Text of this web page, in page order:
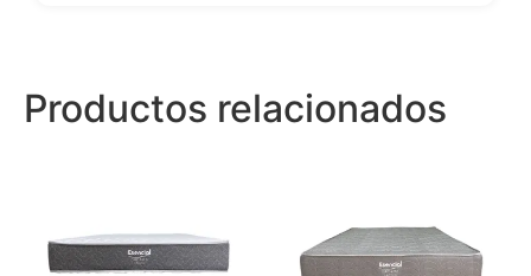
Productos relacionados